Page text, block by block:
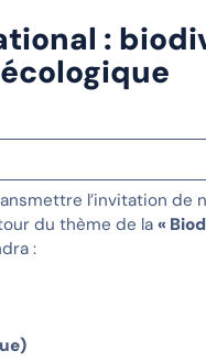
:
l’invitation de
du thème de la «
: